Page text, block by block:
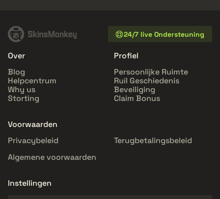
24/7 live Ondersteuning
Over
Blog
Helpcentrum
Why us
Storting
Profiel
Persoonlijke Ruimte
Ruil Geschiedenis
Beveiliging
Claim Bonus
Voorwaarden
Privacybeleid
Terugbetalingsbeleid
Algemene voorwaarden
Instellingen